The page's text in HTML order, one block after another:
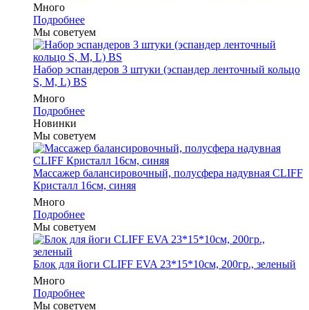
Много
Подробнее
Мы советуем
Набор эспандеров 3 штуки (эспандер ленточный кольцо
S, M, L) BS
Много
Подробнее
Новинки
Мы советуем
Массажер балансировочный, полусфера надувная CLIFF
Кристалл 16см, синяя
Много
Подробнее
Мы советуем
Блок для йоги CLIFF EVA 23*15*10см, 200гр., зеленый
Много
Подробнее
Мы советуем